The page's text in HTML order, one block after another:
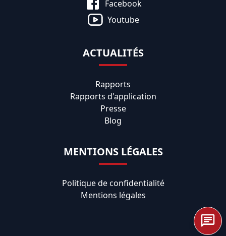
Facebook
Youtube
ACTUALITÉS
Rapports
Rapports d'application
Presse
Blog
MENTIONS LÉGALES
Politique de confidentialité
Mentions légales